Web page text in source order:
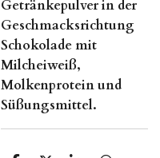
Getränkepulver in der
Geschmacksrichtung
Schokolade mit
Milcheiweiß,
Molkenprotein und
Süßungsmittel.